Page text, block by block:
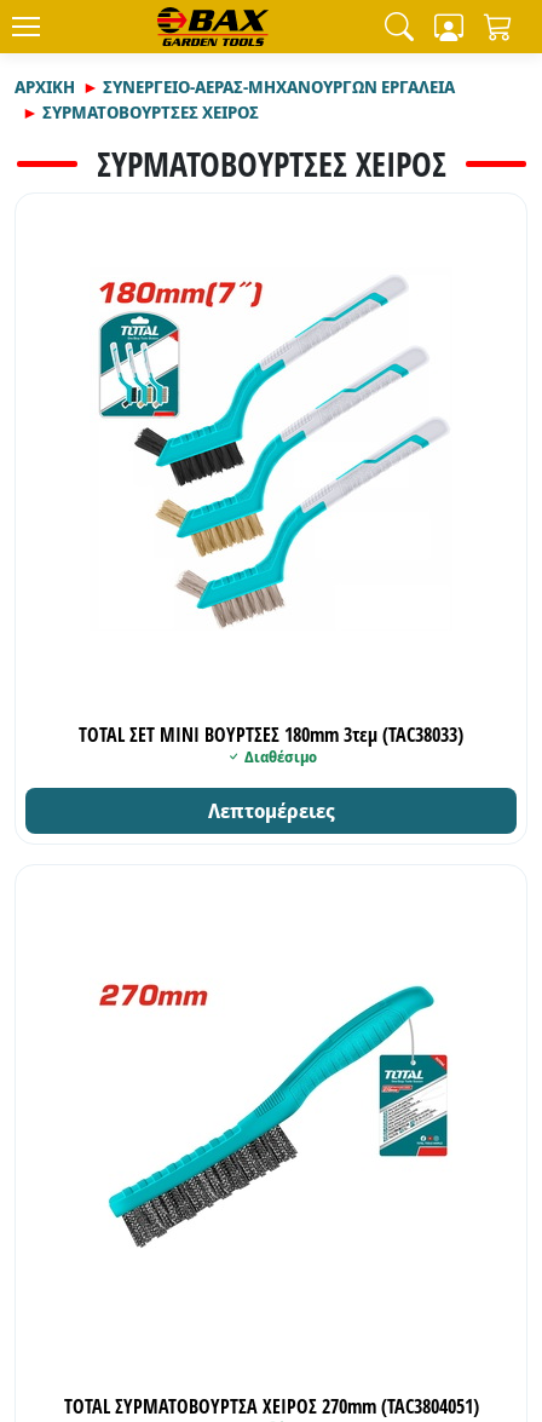
ΑΡΧΙΚΉ
ΣΥΝΕΡΓΕΙΟ-ΑΕΡΑΣ-ΜΗΧΑΝΟΥΡΓΩΝ ΕΡΓΑΛΕΙΑ
ΣΥΡΜΑΤΟΒΟΥΡΤΣΕΣ ΧΕΙΡΟΣ
ΣΥΡΜΑΤΟΒΟΥΡΤΣΕΣ ΧΕΙΡΟΣ
TOTAL ΣΕΤ ΜΙΝΙ ΒΟΥΡΤΣΕΣ 180mm 3τεμ (TAC38033)
Διαθέσιμο
Λεπτομέρειες
TOTAL ΣΥΡΜΑΤΟΒΟΥΡΤΣΑ ΧΕΙΡΟΣ 270mm (TAC3804051)